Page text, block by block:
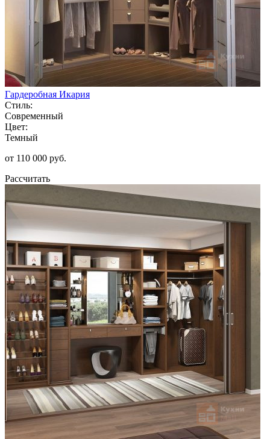
Гардеробная Икария
Стиль:
Современный
Цвет:
Темный
от 110 000 руб.
Рассчитать